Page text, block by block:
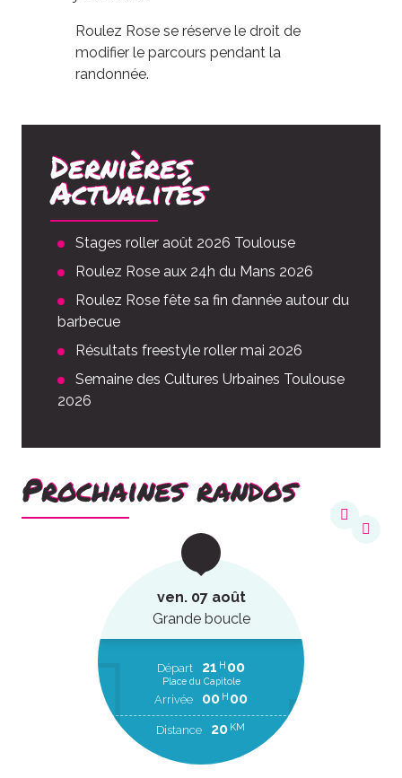
Roulez Rose se réserve le droit de
modifier le parcours pendant la
randonnée.
Dernières
Actualités
Stages roller août 2026 Toulouse
Roulez Rose aux 24h du Mans 2026
Roulez Rose fête sa fin d’année autour du
barbecue
Résultats freestyle roller mai 2026
Semaine des Cultures Urbaines Toulouse
2026
Prochaines randos
ven. 07 août
Grande boucle
Départ 21 H 00
Place du Capitole
Arrivée 00 H 00
Distance 20 KM